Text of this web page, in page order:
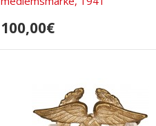
100,00€